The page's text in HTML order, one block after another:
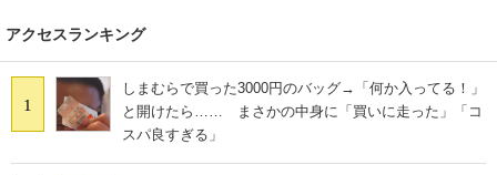
アクセスランキング
1
しまむらで買った3000円のバッグ→「何か入ってる！」
と開けたら…… まさかの中身に「買いに走った」「コ
スパ良すぎる」